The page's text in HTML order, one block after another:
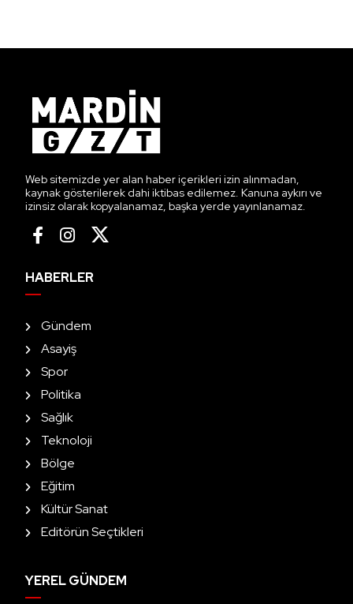
Web sitemizde yer alan haber içerikleri izin alınmadan,
kaynak gösterilerek dahi iktibas edilemez. Kanuna aykırı ve
izinsiz olarak kopyalanamaz, başka yerde yayınlanamaz.
HABERLER
Gündem
Asayiş
Spor
Politika
Sağlık
Teknoloji
Bölge
Eğitim
Kültür Sanat
Editörün Seçtikleri
YEREL GÜNDEM